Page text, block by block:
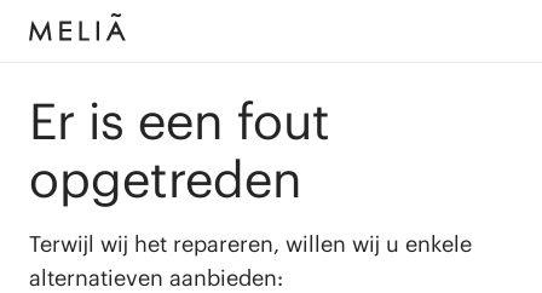
Er is een fout
opgetreden
Terwijl wij het repareren, willen wij u enkele
alternatieven aanbieden: